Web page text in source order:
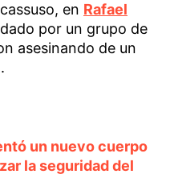
en Rafael
por un grupo de
asesinando de un
un nuevo cuerpo
la seguridad del